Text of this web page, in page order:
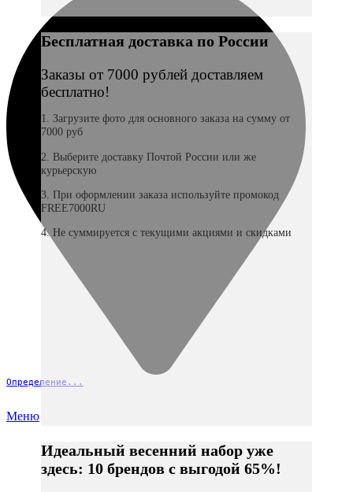
Определение...
Меню
Бесплатная доставка по России
Заказы от 7000 рублей доставляем
бесплатно!
1. Загрузите фото для основного заказа на сумму от
7000 руб
2. Выберите доставку Почтой России или же
курьерскую
3. При оформлении заказа используйте промокод
FREE7000RU
4. Не суммируется с текущими акциями и скидками
Идеальный весенний набор уже
здесь: 10 брендов с выгодой 65%!